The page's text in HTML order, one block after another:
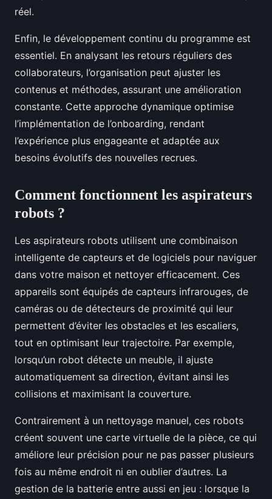
réel.
Enfin, le développement continu du programme est
essentiel. En analysant les retours réguliers des
collaborateurs, l’organisation peut ajuster les
contenus et méthodes, assurant une amélioration
constante. Cette approche dynamique optimise
l’implémentation de l’onboarding, rendant
l’expérience plus engageante et adaptée aux
besoins évolutifs des nouvelles recrues.
Comment fonctionnent les aspirateurs
robots ?
Les aspirateurs robots utilisent une combinaison
intelligente de capteurs et de logiciels pour naviguer
dans votre maison et nettoyer efficacement. Ces
appareils sont équipés de capteurs infrarouges, de
caméras ou de détecteurs de proximité qui leur
permettent d’éviter les obstacles et les escaliers,
tout en optimisant leur trajectoire. Par exemple,
lorsqu’un robot détecte un meuble, il ajuste
automatiquement sa direction, évitant ainsi les
collisions et maximisant la couverture.
Contrairement à un nettoyage manuel, ces robots
créent souvent une carte virtuelle de la pièce, ce qui
améliore leur précision pour ne pas passer plusieurs
fois au même endroit ni en oublier d’autres. La
gestion de la batterie entre aussi en jeu : lorsque la